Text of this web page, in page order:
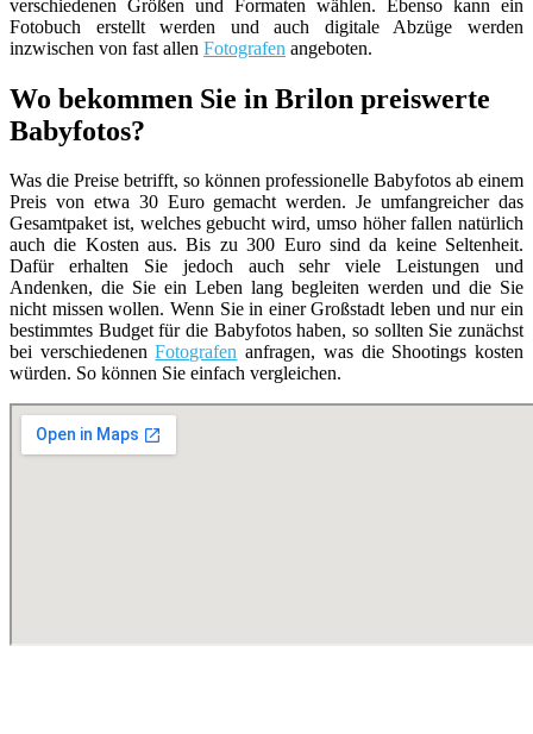
verschiedenen Größen und Formaten wählen. Ebenso kann ein
Fotobuch erstellt werden und auch digitale Abzüge werden
inzwischen von fast allen Fotografen angeboten.
Wo bekommen Sie in Brilon preiswerte
Babyfotos?
Was die Preise betrifft, so können professionelle Babyfotos ab einem
Preis von etwa 30 Euro gemacht werden. Je umfangreicher das
Gesamtpaket ist, welches gebucht wird, umso höher fallen natürlich
auch die Kosten aus. Bis zu 300 Euro sind da keine Seltenheit.
Dafür erhalten Sie jedoch auch sehr viele Leistungen und
Andenken, die Sie ein Leben lang begleiten werden und die Sie
nicht missen wollen. Wenn Sie in einer Großstadt leben und nur ein
bestimmtes Budget für die Babyfotos haben, so sollten Sie zunächst
bei verschiedenenFotografen anfragen, was die Shootings kosten
würden. So können Sie einfach vergleichen.